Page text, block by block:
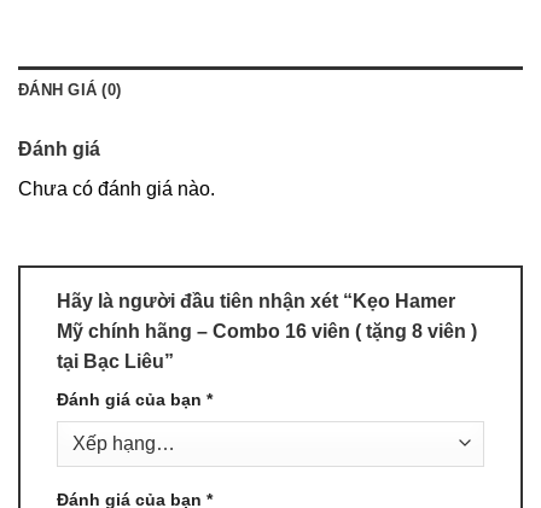
ĐÁNH GIÁ (0)
Đánh giá
Chưa có đánh giá nào.
Hãy là người đầu tiên nhận xét “Kẹo Hamer
Mỹ chính hãng – Combo 16 viên ( tặng 8 viên )
tại Bạc Liêu”
Đánh giá của bạn *
Đánh giá của bạn *